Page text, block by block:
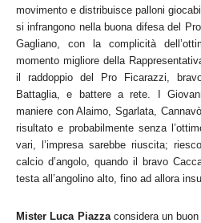
movimento e distribuisce palloni
si infrangono nella buona difesa del
Gagliano, con la complicità
momento migliore della
il raddoppio del Pro Ficarazzi,
Battaglia, e battere a rete. I
maniere con Alaimo, Sgarlata,
risultato e probabilmente senza
vari, l’impresa sarebbe riuscita;
calcio d’angolo, quando il bravo
testa all’angolino alto, fino ad allora
Mister Luca Piazzaconsidera un buon